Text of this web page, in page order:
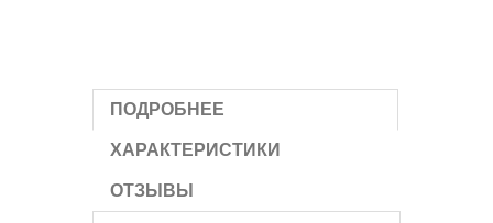
ПОДРОБНЕЕ
ХАРАКТЕРИСТИКИ
ОТЗЫВЫ